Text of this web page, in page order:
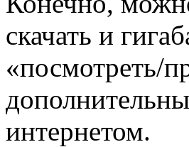
скачать и
«посмотреть/
интернетом.